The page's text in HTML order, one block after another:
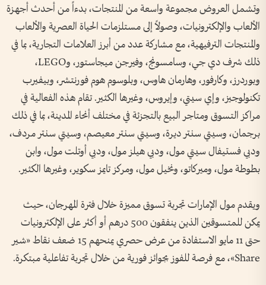
وتشمل العروض مجموعة واسعة من المنتجات، بدءاً من أحدث أجهزة
الألعاب والإلكترونيات، وصولاً إلى مستلزمات الحياة العصرية والألعاب
والمنتجات الترفيهية، مع مشاركة عدد من أبرز العلامات التجارية، بما في
ذلك شرف دي جي، وسامسونج، وفيرجن ميجاستور، وLEGO،
وبوردرز، وكارفور، وهارمان هاوس، وبلوسوم هوم فورنتشر، وبيفيرب
تكنولوجيز، وإي سيتي، وإيروس، وغيرها الكثير. تقام هذه الفعالية في
مراكز التسوق ومتاجر البيع بالتجزئة في مختلف أنحاء المدينة، بما في ذلك
برجمان، وسيتي سنتر ديرة، وسيتي سنتر معيصم، وسيتي سنتر مردف،
ودبي فستيفال سيتي مول، ودبي هيلز مول، ودبي أوتلت مول، وابن
بطوطة مول، وميركاتو، ونخيل مول، ومركز تايمز سكوير، وغيرها الكثير.
ويقدم مول الإمارات تجربة تسوق مميزة خلال فترة المهرجان، حيث
يمكن للمتسوقين الذين ينفقون 500 درهم أو أكثر على الإلكترونيات
حتى 11 مايو الاستفادة من عرض حصري يمنحهم 15 ضعف نقاط «شير
Share»، مع فرصة للفوز بجوائز فورية من خلال تجربة تفاعلية مبتكرة.